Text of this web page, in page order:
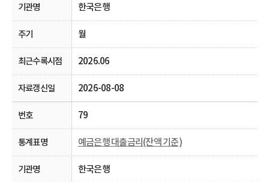
한국은행
월
2026.06
2026-08-08
79
예금은행 대출금리(잔액 기준)
한국은행